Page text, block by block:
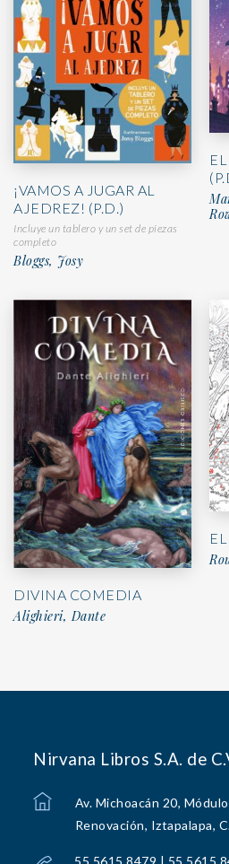
¡VAMOS A JUGAR AL
AJEDREZ! (P.D.)
Incluye un tablero y un set de piezas
completo
Bloggs, Josy
DIVINA COMEDIA
Alighieri, Dante
Nirvana Libros S.A. de
Av. Michoacán 20,
Renovación, Iztapalapa,